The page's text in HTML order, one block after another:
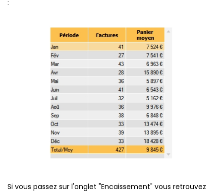
:
Si vous passez sur l'onglet "Encaissement" vous retrouvez